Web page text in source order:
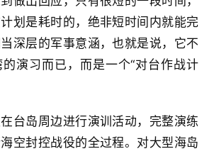
划是耗时的，绝非短时间内就能完
深层的军事意涵，也就是说，它不
演习而已，而是一个“对台作战计
台岛周边进行演训活动，完整演练
空封控战役的全过程。对大型海岛